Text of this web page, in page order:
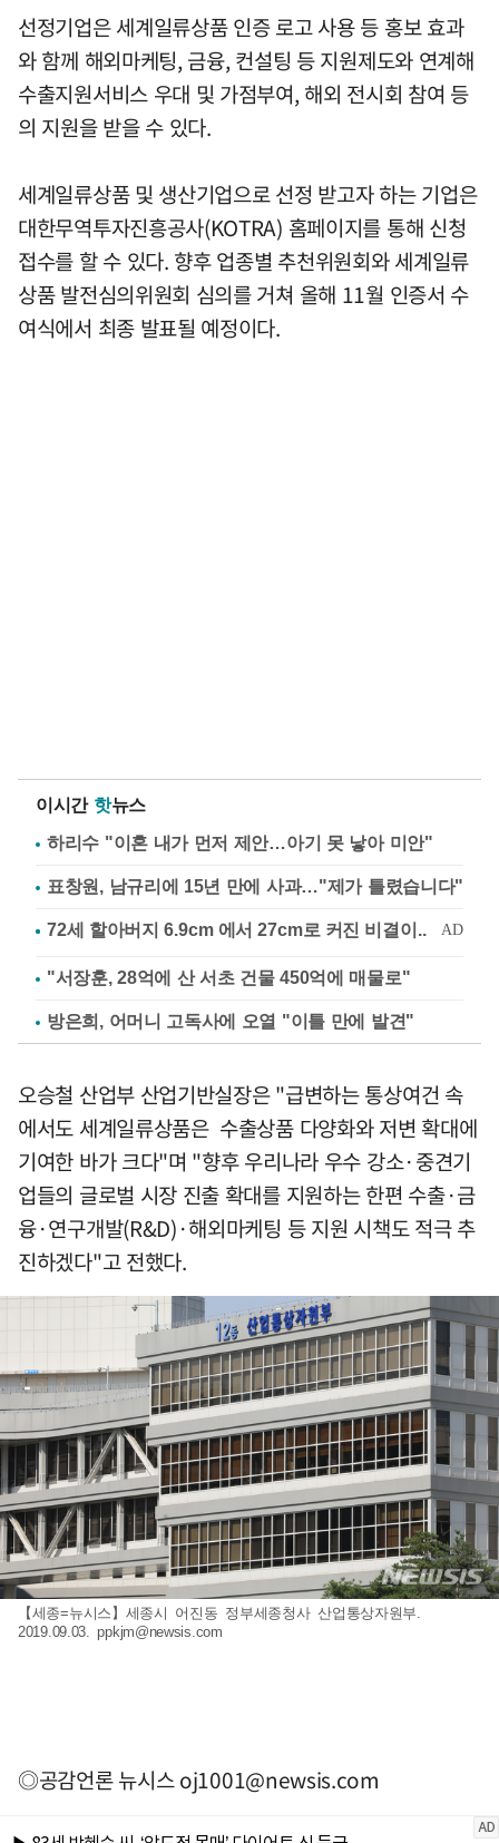
선정기업은 세계일류상품 인증 로고 사용 등 홍보 효과
와 함께 해외마케팅, 금융, 컨설팅 등 지원제도와 연계해
수출지원서비스 우대 및 가점부여, 해외 전시회 참여 등
의 지원을 받을 수 있다.
세계일류상품 및 생산기업으로 선정 받고자 하는 기업은
대한무역투자진흥공사(KOTRA) 홈페이지를 통해 신청
접수를 할 수 있다. 향후 업종별 추천위원회와 세계일류
상품 발전심의위원회 심의를 거쳐 올해 11월 인증서 수
여식에서 최종 발표될 예정이다.
이시간 핫뉴스
하리수 "이혼 내가 먼저 제안…아기 못 낳아 미안"
표창원, 남규리에 15년 만에 사과…"제가 틀렸습니다"
"서장훈, 28억에 산 서초 건물 450억에 매물로"
방은희, 어머니 고독사에 오열 "이틀 만에 발견"
오승철 산업부 산업기반실장은 "급변하는 통상여건 속
에서도 세계일류상품은 수출상품 다양화와 저변 확대에
기여한 바가 크다"며 "향후 우리나라 우수 강소·중견기
업들의 글로벌 시장 진출 확대를 지원하는 한편 수출·금
융·연구개발(R&D)·해외마케팅 등 지원 시책도 적극 추
진하겠다"고 전했다.
【세종=뉴시스】세종시 어진동 정부세종청사 산업통상자원부.
2019.09.03.ppkjm@newsis.com
◎공감언론 뉴시스oj1001@newsis.com